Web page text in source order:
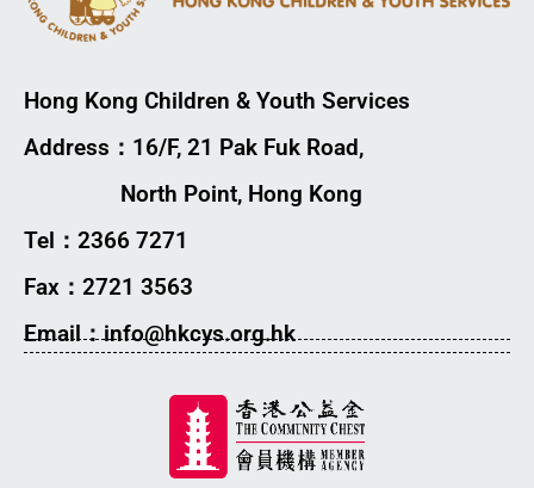
Hong Kong Children & Youth Services
Address：16/F, 21 Pak Fuk Road,
North Point, Hong Kong
Tel：2366 7271
Fax：2721 3563
Email：info@hkcys.org.hk